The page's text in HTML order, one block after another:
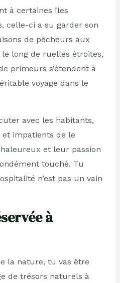
à certaines îles
celle-ci a su garder son
de pêcheurs aux
le long de ruelles étroites,
primeurs s’étendent à
voyage dans le
avec les habitants,
impatients de le
et leur passion
touché. Tu
n’est pas un vain
à
la nature, tu vas être
de trésors naturels à